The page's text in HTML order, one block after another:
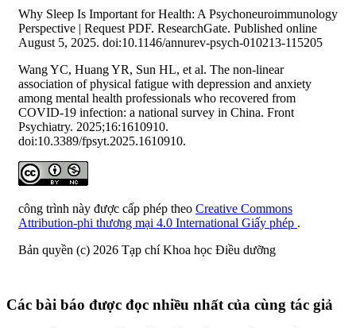
Why Sleep Is Important for Health: A Psychoneuroimmunology
Perspective | Request PDF. ResearchGate. Published online
August 5, 2025. doi:10.1146/annurev-psych-010213-115205
Wang YC, Huang YR, Sun HL, et al. The non-linear
association of physical fatigue with depression and anxiety
among mental health professionals who recovered from
COVID-19 infection: a national survey in China. Front
Psychiatry. 2025;16:1610910.
doi:10.3389/fpsyt.2025.1610910.
công trình này được cấp phép theo Creative Commons
Attribution-phi thương mại 4.0 International Giấy phép .
Bản quyền (c) 2026 Tạp chí Khoa học Điều dưỡng
Các bài báo được đọc nhiều nhất của cùng tác giả